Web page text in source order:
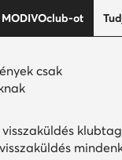
ot
csak